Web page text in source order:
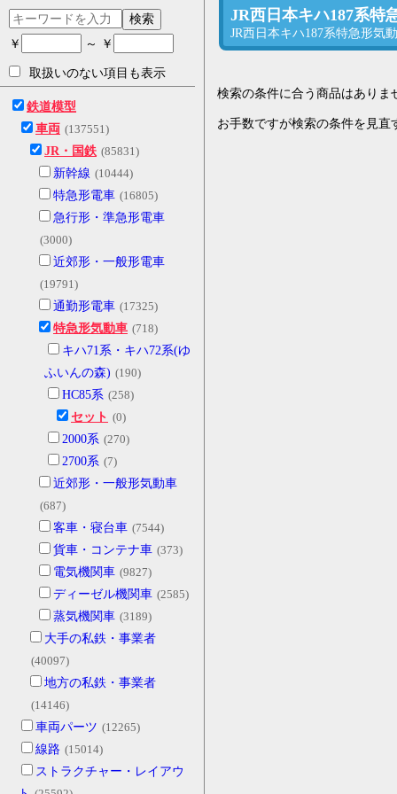
検索
￥ ～ ￥
取扱いのない項目も表示
鉄道模型
車両 (137551)
JR・国鉄 (85831)
新幹線 (10444)
特急形電車 (16805)
急行形・準急形電車
(3000)
近郊形・一般形電車
(19791)
通勤形電車 (17325)
特急形気動車 (718)
キハ71系・キハ72系(ゆ
ふいんの森) (190)
HC85系 (258)
セット (0)
2000系 (270)
2700系 (7)
近郊形・一般形気動車
(687)
客車・寝台車 (7544)
貨車・コンテナ車 (373)
電気機関車 (9827)
ディーゼル機関車 (2585)
蒸気機関車 (3189)
大手の私鉄・事業者
(40097)
地方の私鉄・事業者
(14146)
車両パーツ (12265)
線路 (15014)
ストラクチャー・レイアウ
JR西日本キハ187系特
JR西日本キハ187系特急形気
検索の条件に合う商品はありま
お手数ですが検索の条件を見直